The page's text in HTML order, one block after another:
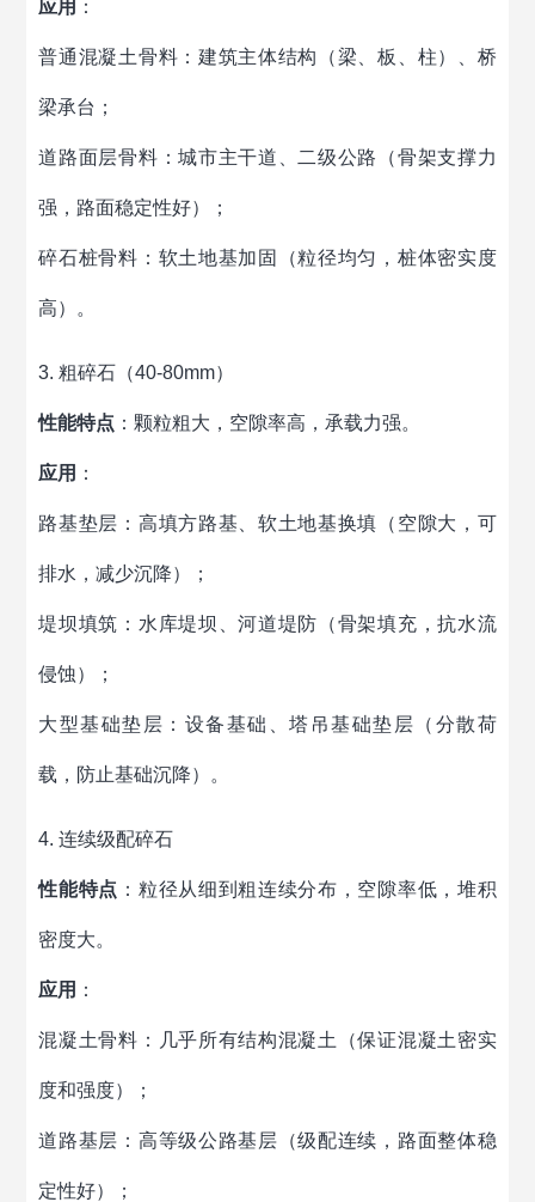
应用 ：
普通混凝土骨料：建筑主体结构（梁、板、柱）、桥
梁承台；
道路面层骨料：城市主干道、二级公路（骨架支撑力
强，路面稳定性好）；
碎石桩骨料：软土地基加固（粒径均匀，桩体密实度
高）。
3. 粗碎石（40-80mm）
性能特点 ：颗粒粗大，空隙率高，承载力强。
应用 ：
路基垫层：高填方路基、软土地基换填（空隙大，可
排水，减少沉降）；
堤坝填筑：水库堤坝、河道堤防（骨架填充，抗水流
侵蚀）；
大型基础垫层：设备基础、塔吊基础垫层（分散荷
载，防止基础沉降）。
4. 连续级配碎石
性能特点 ：粒径从细到粗连续分布，空隙率低，堆积
密度大。
应用 ：
混凝土骨料：几乎所有结构混凝土（保证混凝土密实
度和强度）；
道路基层：高等级公路基层（级配连续，路面整体稳
定性好）；